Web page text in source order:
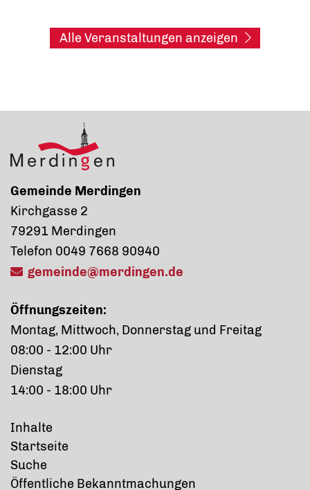
Alle Veranstaltungen anzeigen
Gemeinde Merdingen
Kirchgasse 2
79291 Merdingen
Telefon 0049 7668 90940
gemeinde@merdingen.de
Öffnungszeiten:
Montag, Mittwoch, Donnerstag und Freitag
08:00 - 12:00 Uhr
Dienstag
14:00 - 18:00 Uhr
Inhalte
Startseite
Suche
Öffentliche Bekanntmachungen